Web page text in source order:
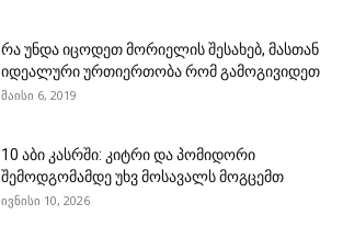
რა უნდა იცოდეთ მორიელის შესახებ, მასთან
იდეალური ურთიერთობა რომ გამოგივიდეთ
მაისი 6, 2019
10 აბი კასრში: კიტრი და პომიდორი
შემოდგომამდე უხვ მოსავალს მოგცემთ
ივნისი 10, 2026